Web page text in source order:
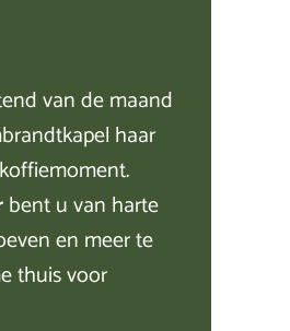
van de maand
haar
bent u van harte
en meer te
thuis voor